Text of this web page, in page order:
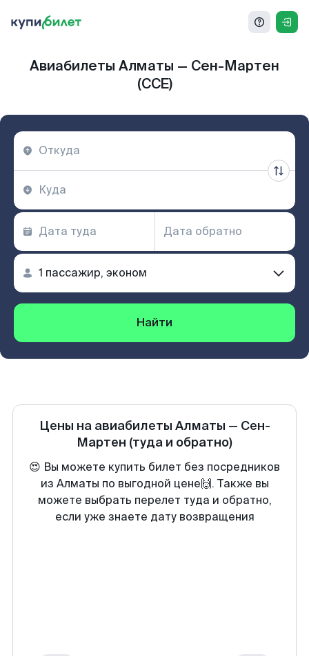
Авиабилеты Алматы — Сен-Мартен
(CCE)
Найти
Цены на авиабилеты Алматы — Сен-
Мартен (туда и обратно)
😍 Вы можете купить билет без посредников
из Алматы по выгодной цене🙌. Также вы
можете выбрать перелет туда и обратно,
если уже знаете дату возвращения